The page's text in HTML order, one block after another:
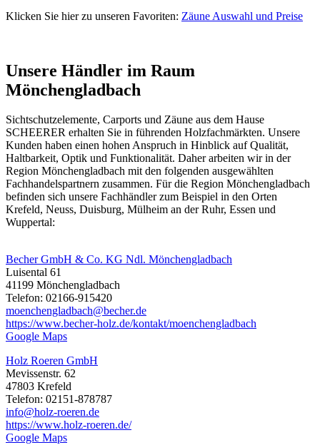
Klicken Sie hier zu unseren Favoriten: Zäune Auswahl und Preise
Unsere Händler im Raum
Mönchengladbach
Sichtschutzelemente, Carports und Zäune aus dem Hause
SCHEERER erhalten Sie in führenden Holzfachmärkten. Unsere
Kunden haben einen hohen Anspruch in Hinblick auf Qualität,
Haltbarkeit, Optik und Funktionalität. Daher arbeiten wir in der
Region Mönchengladbach mit den folgenden ausgewählten
Fachhandelspartnern zusammen. Für die Region Mönchengladbach
befinden sich unsere Fachhändler zum Beispiel in den Orten
Krefeld, Neuss, Duisburg, Mülheim an der Ruhr, Essen und
Wuppertal:
Becher GmbH & Co. KG Ndl. Mönchengladbach
Luisental 61
41199 Mönchengladbach
Telefon: 02166-915420
moenchengladbach@becher.de
https://www.becher-holz.de/kontakt/moenchengladbach
Google Maps
Holz Roeren GmbH
Mevissenstr. 62
47803 Krefeld
Telefon: 02151-878787
info@holz-roeren.de
https://www.holz-roeren.de/
Google Maps